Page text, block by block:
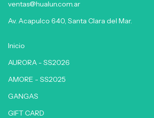
ventas@hualun.com.ar
Av. Acapulco 640, Santa Clara del Mar.
Inicio
AURORA - SS2026
AMORE - SS2025
GANGAS
GIFT CARD